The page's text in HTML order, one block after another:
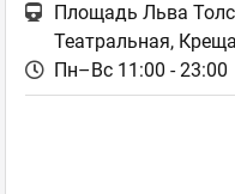
Площадь Льва
Театральная,
Пн–Вс 11:00 - 23:00